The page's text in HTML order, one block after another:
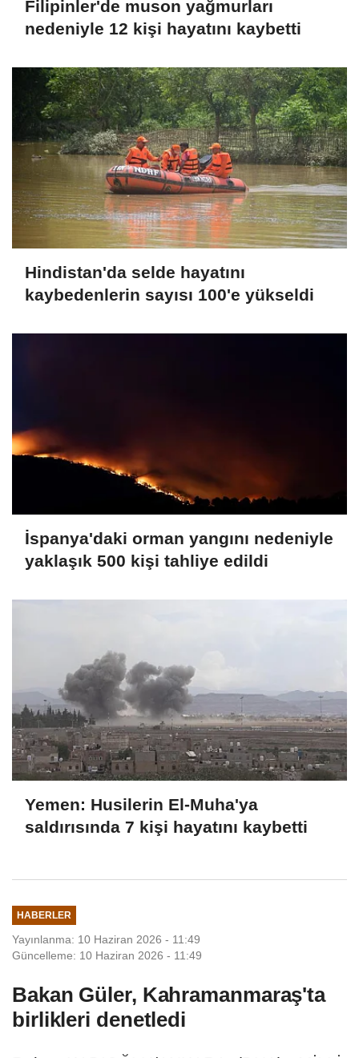
Filipinler'de muson yağmurları
nedeniyle 12 kişi hayatını kaybetti
Hindistan'da selde hayatını
kaybedenlerin sayısı 100'e yükseldi
İspanya'daki orman yangını nedeniyle
yaklaşık 500 kişi tahliye edildi
Yemen: Husilerin El-Muha'ya
saldırısında 7 kişi hayatını kaybetti
HABERLER
Yayınlanma: 10 Haziran 2026 - 11:49
Güncelleme: 10 Haziran 2026 - 11:49
Bakan Güler, Kahramanmaraş'ta
birlikleri denetledi